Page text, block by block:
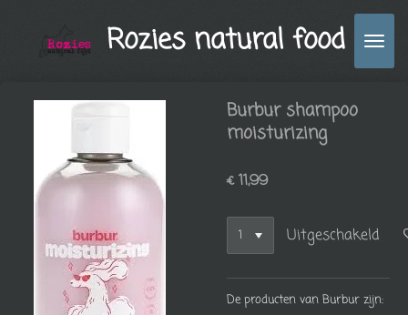
hoofdinhoud
Rozies natural food
Burbur shampoo
moisturizing
€ 11,99
Uitgeschakeld
De producten van Burbur zijn: